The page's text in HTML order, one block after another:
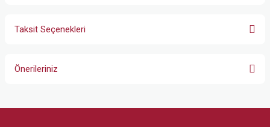
Taksit Seçenekleri
Önerileriniz